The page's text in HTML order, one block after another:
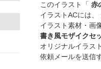
このイラスト「 赤
イラストACには
イラスト素材・画
書き風モザイクセ
オリジナルイラス
依頼メールを送信